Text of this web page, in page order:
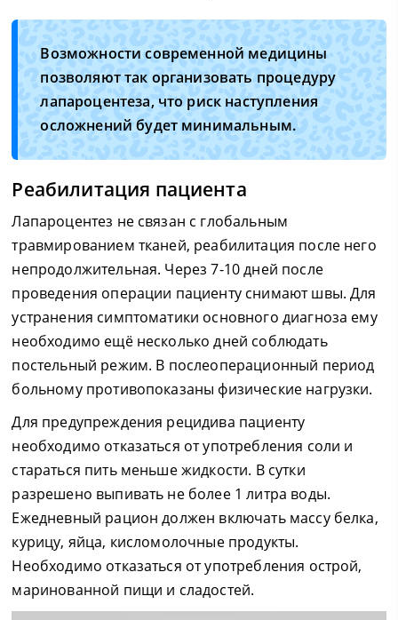
Возможности современной медицины
позволяют так организовать процедуру
лапароцентеза, что риск наступления
осложнений будет минимальным.
Реабилитация пациента
Лапароцентез не связан с глобальным
травмированием тканей, реабилитация после него
непродолжительная. Через 7-10 дней после
проведения операции пациенту снимают швы. Для
устранения симптоматики основного диагноза ему
необходимо ещё несколько дней соблюдать
постельный режим. В послеоперационный период
больному противопоказаны физические нагрузки.
Для предупреждения рецидива пациенту
необходимо отказаться от употребления соли и
стараться пить меньше жидкости. В сутки
разрешено выпивать не более 1 литра воды.
Ежедневный рацион должен включать массу белка,
курицу, яйца, кисломолочные продукты.
Необходимо отказаться от употребления острой,
маринованной пищи и сладостей.